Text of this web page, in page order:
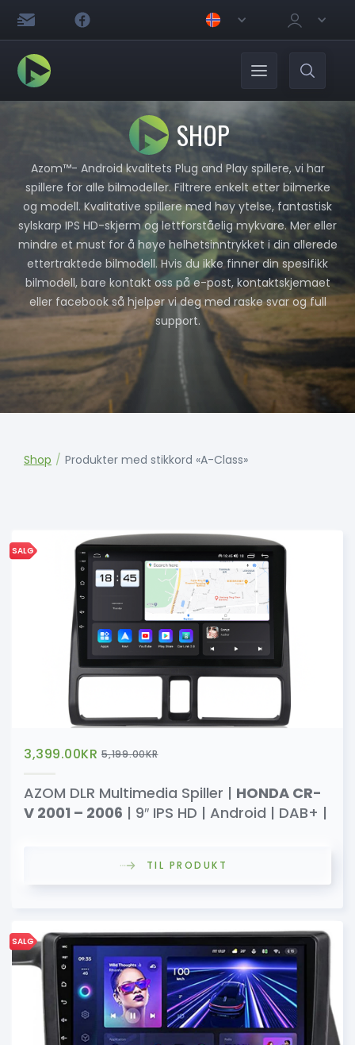
SHOP
Azom™- Android kvalitets Plug and Play spillere, vi har
spillere for alle bilmodeller. Filtrere enkelt etter bilmerke
og modell. Kvalitative spillere med høy ytelse, fantastisk
sylskarp IPS HD-skjerm og lettforståelig mykvare. Mer eller
mindre et must for å høye helhetsinntrykket i din allerede
ettertraktede bilmodell. Hvis du ikke finner din spesifikk
bilmodell, bare kontakt oss på e-post, kontaktskjemaet
eller facebook så hjelper vi deg med raske svar og full
support.
Shop / Produkter med stikkord «A-Class»
SALG
3,399.00KR 5,199.00KR
AZOM DLR Multimedia Spiller | HONDA CR-
V 2001 – 2006 | 9″ IPS HD | Android | DAB+ |
TIL PRODUKT
SALG